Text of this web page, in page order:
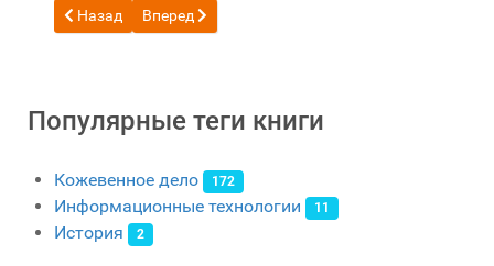
Предыдущий: Бесплатная книга Ручное шитье всякой
Назад Следующий: Бесплатная книга Ручное шитье
Вперед
Популярные теги книги
Кожевенное дело 172
Информационные технологии 11
История 2